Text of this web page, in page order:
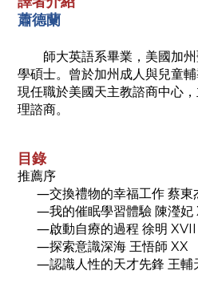
蕭德蘭
師大英語系畢業，美國加州
學碩士。曾於加州成人與兒童
現任職於美國天主教諮商中心
理諮商。
目錄
推薦序
―交換禮物的幸福工作 蔡東
―我的催眠學習體驗 陳瀅妃
―啟動自療的過程 徐明 XVII
―探索意識深海 王悟師 XX
―認識人性的天才先鋒 王輔